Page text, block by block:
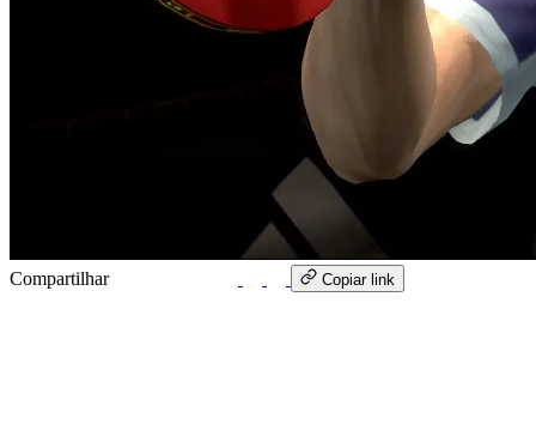
Compartilhar Copiar link